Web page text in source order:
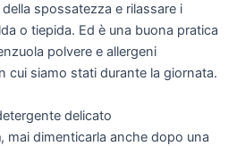
spossatezza e rilassare i
o tiepida. Ed è una buona pratica
polvere e allergeni
cui siamo stati durante la giornata.
delicato
, mai dimenticarla anche dopo una